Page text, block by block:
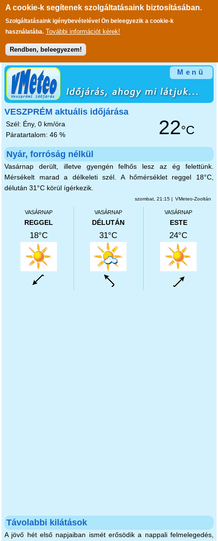
A cookie-k segítenek szolgáltatásaink biztosításában.
Szolgáltatásaink igénybevételével Ön beleegyezik a cookie-k
használatába. További információt kérek!
Rendben, beleegyezem!
Ugrás a tartalomra
Menü
VESZPRÉM aktuális időjárása
Szél: Ény, 0 km/óra
Páratartalom: 46 %
22°C
Nyár, forróság nélkül
Vasárnap derült, illetve gyengén felhős lesz az ég felettünk.
Mérsékelt marad a délkeleti szél. A hőmérséklet reggel 18°C,
délután 31°C körül ígérkezik.
VMeteo-Zooltán
szombat, 21:15 |
VASÁRNAP
REGGEL
18°C
VASÁRNAP
DÉLUTÁN
31°C
VASÁRNAP
ESTE
24°C
Távolabbi kilátások
A jövő hét első napjaiban ismét erősödik a nappali felmelegedés,